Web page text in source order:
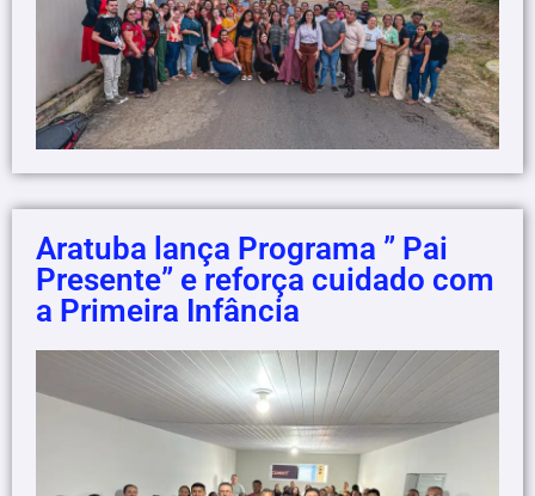
Aratuba lança Programa ” Pai
Presente” e reforça cuidado com
a Primeira Infância